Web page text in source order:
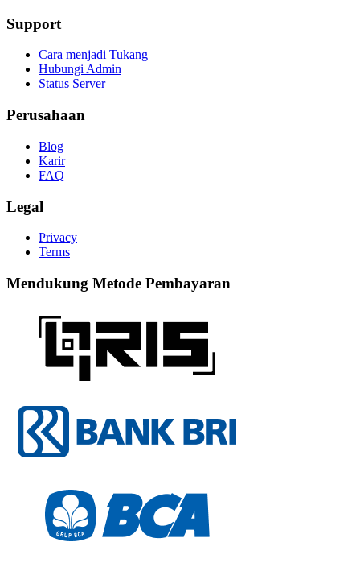
Support
Cara menjadi Tukang
Hubungi Admin
Status Server
Perusahaan
Blog
Karir
FAQ
Legal
Privacy
Terms
Mendukung Metode Pembayaran